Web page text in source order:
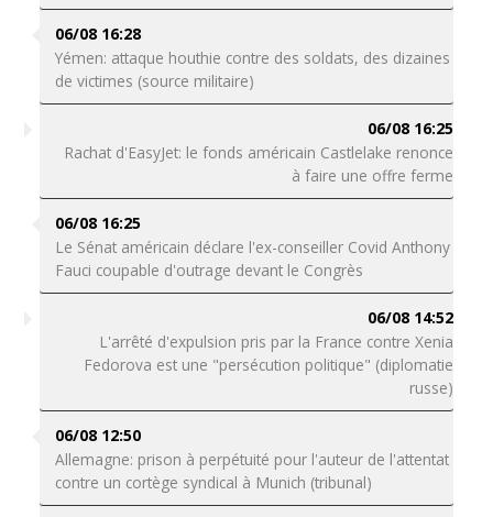
06/08 16:28
Yémen: attaque houthie contre des soldats, des dizaines
de victimes (source militaire)
06/08 16:25
Rachat d'EasyJet: le fonds américain Castlelake renonce
à faire une offre ferme
06/08 16:25
Le Sénat américain déclare l'ex-conseiller Covid Anthony
Fauci coupable d'outrage devant le Congrès
06/08 14:52
L'arrêté d'expulsion pris par la France contre Xenia
Fedorova est une "persécution politique" (diplomatie
russe)
06/08 12:50
Allemagne: prison à perpétuité pour l'auteur de l'attentat
contre un cortège syndical à Munich (tribunal)